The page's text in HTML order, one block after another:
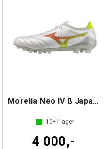
Morelia Neo IV ß Japan AG
10+ i lager
4 000,-